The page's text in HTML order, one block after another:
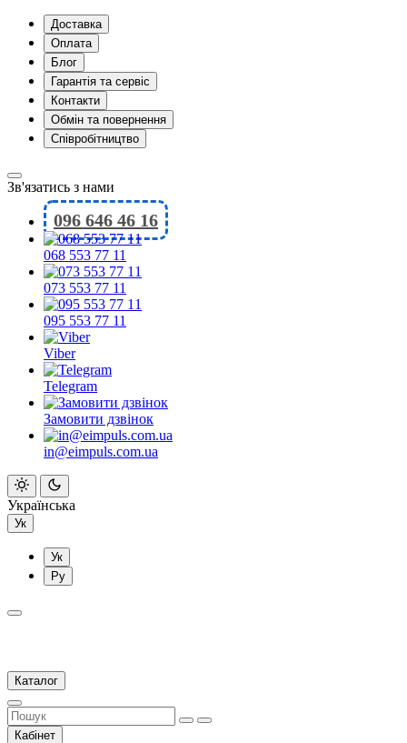
Доставка
Оплата
Блог
Гарантія та сервіс
Контакти
Обмін та повернення
Співробітництво
Зв'язатись з нами
096 646 46 16
068 553 77 11
073 553 77 11
095 553 77 11
Viber
Telegram
Замовити дзвінок
in@eimpuls.com.ua
Українська
Ук
Ук
Ру
Каталог
Кабінет